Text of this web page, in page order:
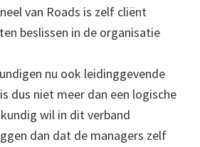
van Roads is zelf cliënt
beslissen in de organisatie
nu ook leidinggevende
dus niet meer dan een logische
wil in dit verband
dan dat de managers zelf